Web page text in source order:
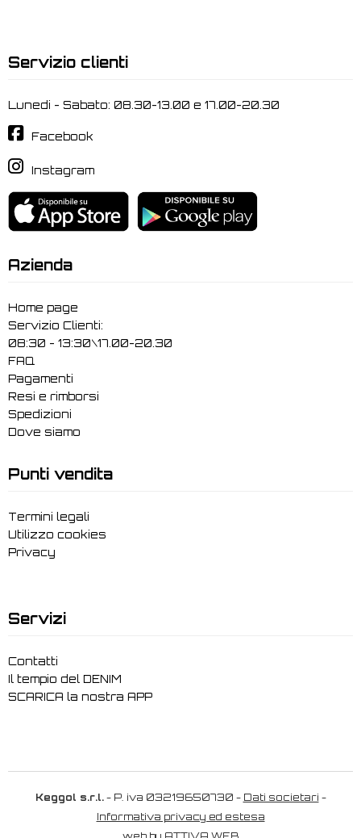
Servizio clienti
Lunedi - Sabato: 08.30-13.00 e 17.00-20.30
Facebook
Instagram
Azienda
Home page
Servizio Clienti:
08:30 - 13:30\17.00-20.30
FAQ
Pagamenti
Resi e rimborsi
Spedizioni
Dove siamo
Punti vendita
Termini legali
Utilizzo cookies
Privacy
Servizi
Contatti
Il tempio del DENIM
SCARICA la nostra APP
Keggol s.r.l.- P. iva 03219650730 - Dati societari -
Informativa privacy ed estesa